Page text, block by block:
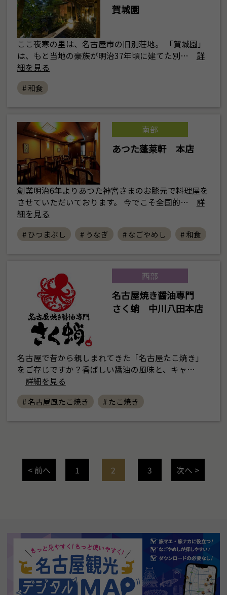
賀城園
ここ夜寒の里は、名古屋市の旧別荘地。 「賀城園」
は、もと当地の豪族が明治37年頃に建てた別…
詳
細を見る
# 和食
南部
あつた蓬莱軒 本店
創業明治6年よりあつた神宮さまのお膝元で料理屋を
させていただいております。 今でこそ全国的…
詳
細を見る
# ひつまぶし # うなぎ # なごやめし # 和食
西部
名古屋焼き醤油専門
さく蛸 中川八田本店
名古屋で昔から親しまれてきた「名古屋たこ焼き」
をご存じですか？香ばしい醤油の風味と、キャ…
詳細を見る
# 名古屋風たこ焼き # たこ焼き
< 前へ 1 2 3 次へ >